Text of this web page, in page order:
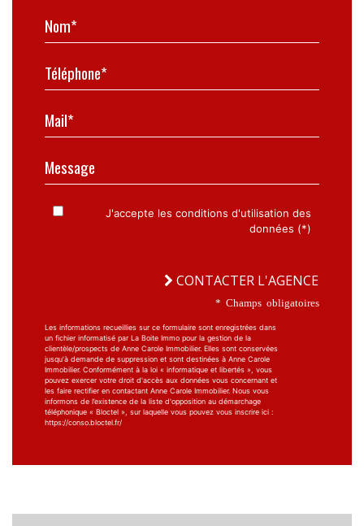
Nom*
Téléphone*
Mail*
Message
J'accepte les conditions d'utilisation des
données (*)
CONTACTER L'AGENCE
* Champs obligatoires
Les informations recueillies sur ce formulaire sont enregistrées dans
un fichier informatisé par La Boite Immo pour la gestion de la
clientèle/prospects de Anne Carole Immobilier. Elles sont conservées
jusqu'à demande de suppression et sont destinées à Anne Carole
Immobilier. Conformément à la loi « informatique et libertés », vous
pouvez exercer votre droit d'accès aux données vous concernant et
les faire rectifier en contactant Anne Carole Immobilier. Nous vous
informons de l’existence de la liste d'opposition au démarchage
téléphonique « Bloctel », sur laquelle vous pouvez vous inscrire ici :
https://conso.bloctel.fr/